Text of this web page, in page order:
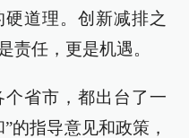
道理。创新减排之
责任，更是机遇。
省市，都出台了一
的指导意见和政策，